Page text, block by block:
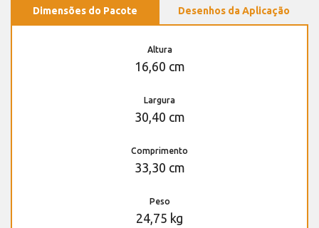
Dimensões do Pacote Desenhos da Aplicação
Altura
16,60 cm
Largura
30,40 cm
Comprimento
33,30 cm
Peso
24,75 kg